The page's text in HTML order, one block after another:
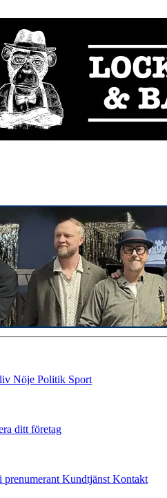
Nöje Politik Sport
ditt företag
prenumerant Kundtjänst Kontakt